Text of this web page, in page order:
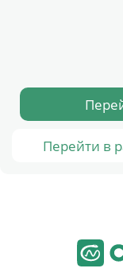
Перейти в